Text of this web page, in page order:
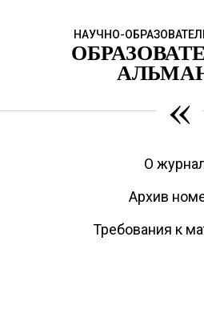
НАУЧНО-
«
О
Архив
Требования к